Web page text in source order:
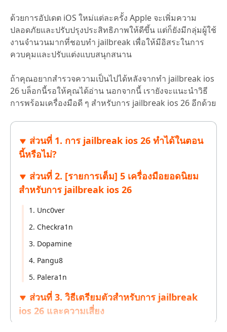
ด้วยการอัปเดต iOS ใหม่แต่ละครั้ง Apple จะเพิ่มความ
ปลอดภัยและปรับปรุงประสิทธิภาพให้ดีขึ้น แต่ก็ยังมีกลุ่มผู้ใช้
งานจำนวนมากที่ชอบทำ jailbreak เพื่อให้มีอิสระในการ
ควบคุมและปรับแต่งแบบสนุกสนาน
ถ้าคุณอยากสำรวจความเป็นไปได้หลังจากทำ jailbreak ios
26 บล็อกนี้รอให้คุณได้อ่าน นอกจากนี้ เรายังจะแนะนำวิธี
การพร้อมเครื่องมือดี ๆ สำหรับการ jailbreak ios 26 อีกด้วย
ส่วนที่ 1. การ jailbreak ios 26 ทำได้ในตอน
นี้หรือไม่?
ส่วนที่ 2. [รายการเต็ม] 5 เครื่องมือยอดนิยม
สำหรับการ jailbreak ios 26
1. Unc0ver
2. Checkra1n
3. Dopamine
4. Pangu8
5. Palera1n
ส่วนที่ 3. วิธีเตรียมตัวสำหรับการ jailbreak
ios 26 และความเสี่ยง